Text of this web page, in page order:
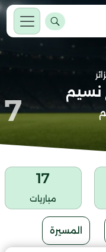
نسيم
7
17
مباريات
المسيرة